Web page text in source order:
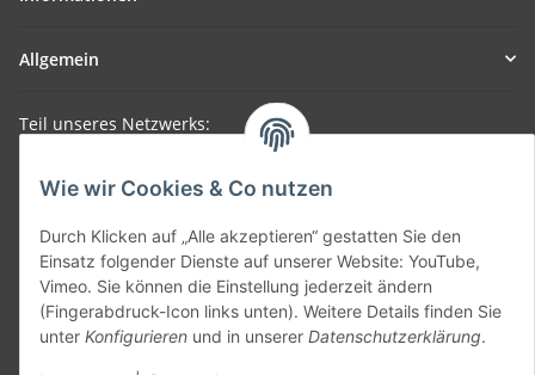
Wie wir Cookies & Co nutzen
Durch Klicken auf „Alle akzeptieren“ gestatten Sie den
Einsatz folgender Dienste auf unserer Website: YouTube,
Vimeo. Sie können die Einstellung jederzeit ändern
(Fingerabdruck-Icon links unten). Weitere Details finden Sie
unter Konfigurieren und in unserer Datenschutzerklärung.
Allgemein
Teil unseres Netzwerks:
SmoliTec - Safety. Simplified. Worldwide. ( B2B Shop )
Vertrag widerrufen